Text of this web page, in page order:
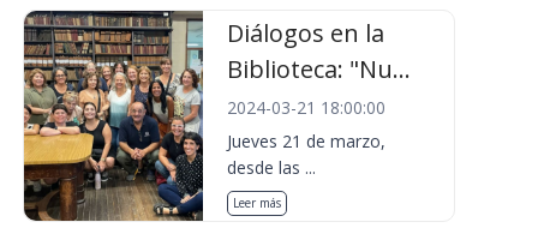
Diálogos en la
Biblioteca: "Nu...
2024-03-21 18:00:00
Jueves 21 de marzo,
desde las ...
Leer más